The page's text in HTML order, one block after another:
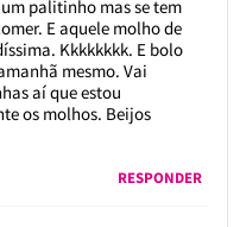
palitinho mas se tem
E aquele molho de
Kkkkkkkk. E bolo
mesmo. Vai
aí que estou
os molhos. Beijos
RESPONDER